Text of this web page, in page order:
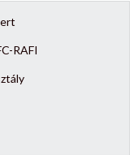
RAFI